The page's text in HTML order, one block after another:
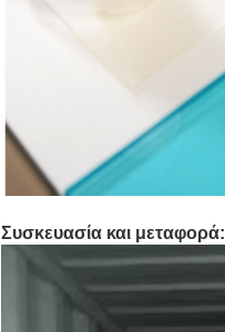
Συσκευασία και μεταφορά: